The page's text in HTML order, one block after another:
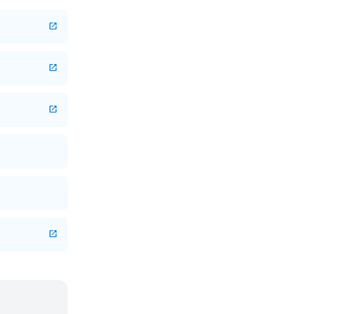
open_in_new
open_in_new
open_in_new
open_in_new